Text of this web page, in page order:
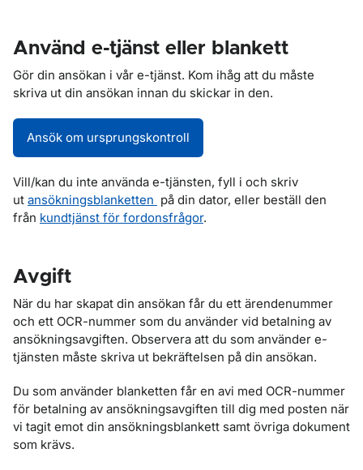
Använd e-tjänst eller blankett
Gör din ansökan i vår e-tjänst. Kom ihåg att du måste
skriva ut din ansökan innan du skickar in den.
Ansök om ursprungskontroll
Vill/kan du inte använda e-tjänsten, fyll i och skriv
ut ansökningsblanketten på din dator, eller beställ den
från kundtjänst för fordonsfrågor.
Avgift
När du har skapat din ansökan får du ett ärendenummer
och ett OCR-nummer som du använder vid betalning av
ansökningsavgiften. Observera att du som använder e-
tjänsten måste skriva ut bekräftelsen på din ansökan.
Du som använder blanketten får en avi med OCR-nummer
för betalning av ansökningsavgiften till dig med posten när
vi tagit emot din ansökningsblankett samt övriga dokument
som krävs.